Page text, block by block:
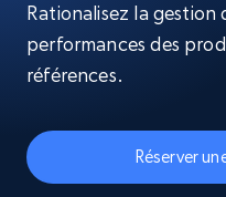
Rationalisez la gestion
performances des
références.
Réserver